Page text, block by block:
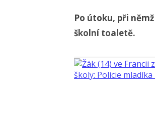
Po útoku, při
školní toaletě.